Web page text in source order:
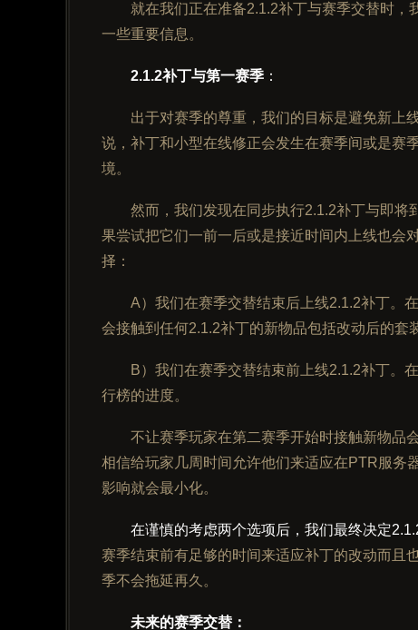
就在我们正在准备2.1.2补丁与赛季交替时
一些重要信息。
2.1.2补丁与第一赛季 ：
出于对赛季的尊重，我们的目标是避免新上
说，补丁和小型在线修正会发生在赛季间或是赛
境。
然而，我们发现在同步执行2.1.2补丁与即将
果尝试把它们一前一后或是接近时间内上线也会
择：
A）我们在赛季交替结束后上线2.1.2补丁。
会接触到任何2.1.2补丁的新物品包括改动后的套
B）我们在赛季交替结束前上线2.1.2补丁。
行榜的进度。
不让赛季玩家在第二赛季开始时接触新物品
相信给玩家几周时间允许他们来适应在PTR服务
影响就会最小化。
在谨慎的考虑两个选项后，我们最终决定
赛季结束前有足够的时间来适应补丁的改动而且
季不会拖延再久。
未来的赛季交替：